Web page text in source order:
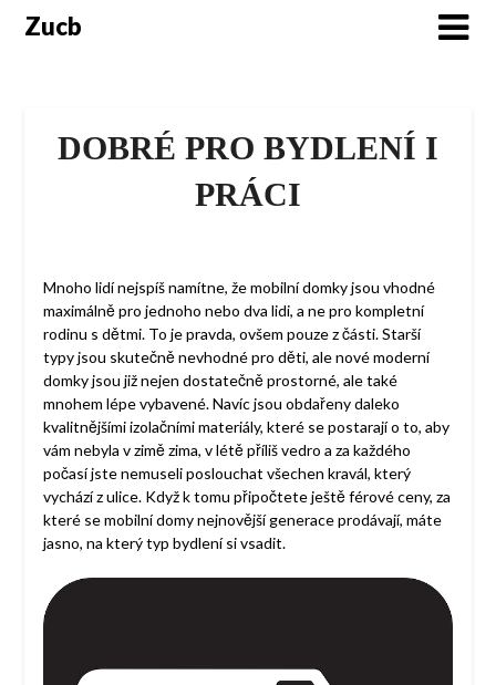
SkipZucb
DOBRÉ PRO BYDLENÍ I
PRÁCI
Mnoho lidí nejspíš namítne, že mobilní domky jsou vhodné
maximálně pro jednoho nebo dva lidi, a ne pro kompletní
rodinu s dětmi. To je pravda, ovšem pouze z části. Starší
typy jsou skutečně nevhodné pro děti, ale nové moderní
domky jsou již nejen dostatečně prostorné, ale také
mnohem lépe vybavené. Navíc jsou obdařeny daleko
kvalitnějšími izolačními materiály, které se postarají o to, aby
vám nebyla v zimě zima, v létě příliš vedro a za každého
počasí jste nemuseli poslouchat všechen kravál, který
vychází z ulice. Když k tomu připočtete ještě férové ceny, za
které se mobilní domy nejnovější generace prodávají, máte
jasno, na který typ bydlení si vsadit.